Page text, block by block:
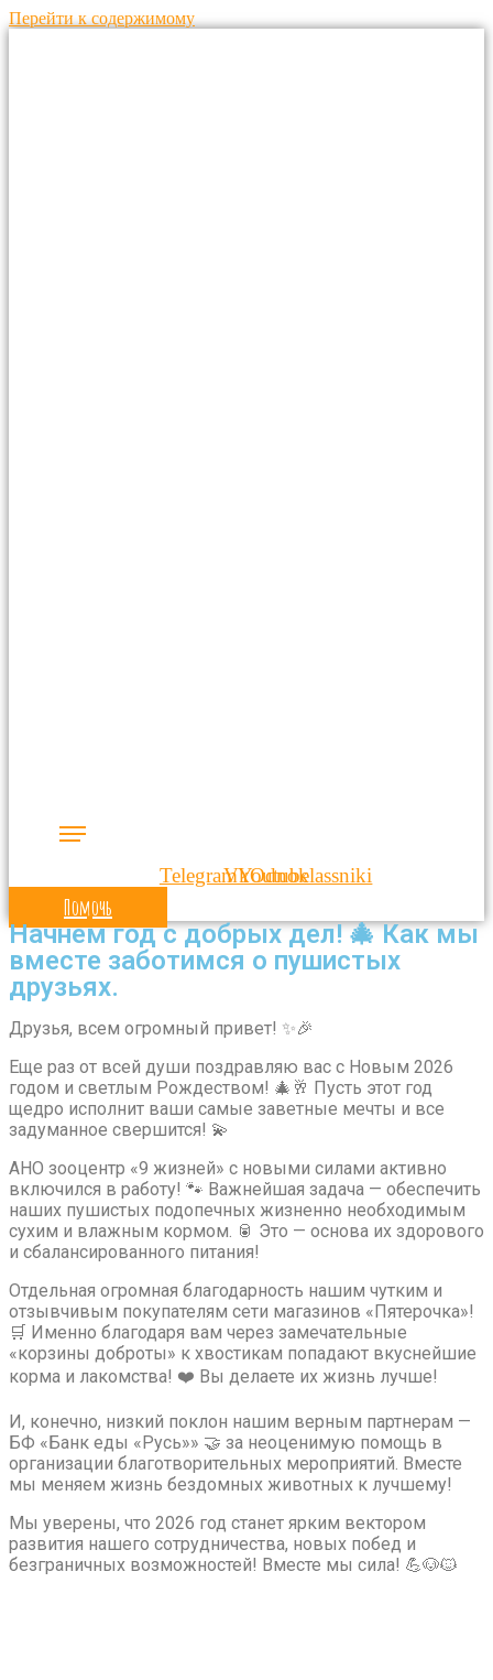
Перейти к содержимому
TelegramVkYoutube
Odnoklassniki
Помочь
Начнем год с добрых дел! 🎄 Как мы
вместе заботимся о пушистых
друзьях.
Друзья, всем огромный привет! ✨🎉
Еще раз от всей души поздравляю вас с Новым 2026
годом и светлым Рождеством! 🎄🥂 Пусть этот год
щедро исполнит ваши самые заветные мечты и все
задуманное свершится! 💫
АНО зооцентр «9 жизней» с новыми силами активно
включился в работу! 🐾 Важнейшая задача — обеспечить
наших пушистых подопечных жизненно необходимым
сухим и влажным кормом. 🥫 Это — основа их здорового
и сбалансированного питания!
Отдельная огромная благодарность нашим чутким и
отзывчивым покупателям сети магазинов «Пятерочка»!
🛒 Именно благодаря вам через замечательные
«корзины доброты» к хвостикам попадают вкуснейшие
корма и лакомства! ❤️ Вы делаете их жизнь лучше!
И, конечно, низкий поклон нашим верным партнерам —
БФ «Банк еды «Русь»» 🤝 за неоценимую помощь в
организации благотворительных мероприятий. Вместе
мы меняем жизнь бездомных животных к лучшему!
Мы уверены, что 2026 год станет ярким вектором
развития нашего сотрудничества, новых побед и
безграничных возможностей! Вместе мы сила! 💪🐶🐱